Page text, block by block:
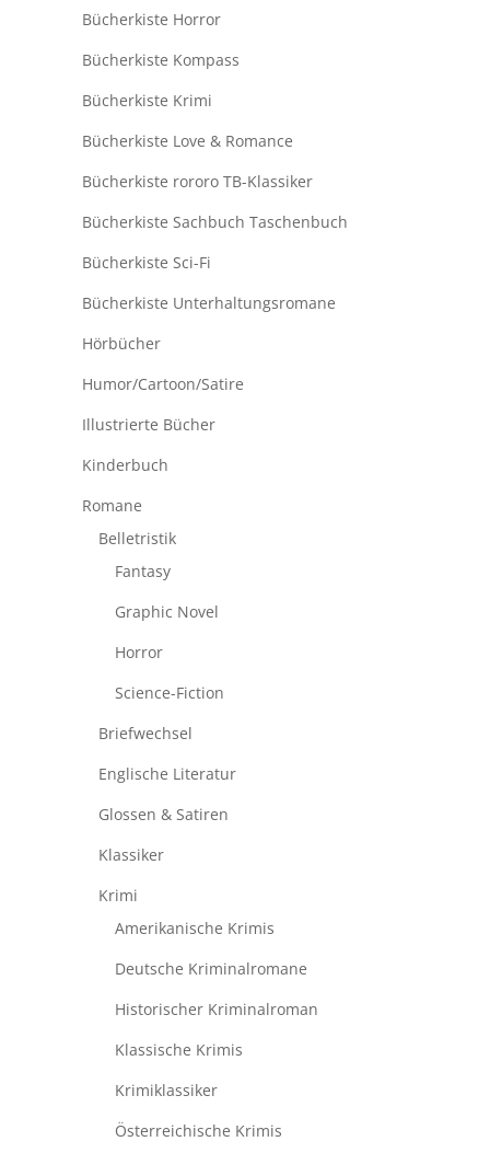
Bücherkiste Horror
Bücherkiste Kompass
Bücherkiste Krimi
Bücherkiste Love & Romance
Bücherkiste rororo TB-Klassiker
Bücherkiste Sachbuch Taschenbuch
Bücherkiste Sci-Fi
Bücherkiste Unterhaltungsromane
Hörbücher
Humor/Cartoon/Satire
Illustrierte Bücher
Kinderbuch
Romane
Belletristik
Fantasy
Graphic Novel
Horror
Science-Fiction
Briefwechsel
Englische Literatur
Glossen & Satiren
Klassiker
Krimi
Amerikanische Krimis
Deutsche Kriminalromane
Historischer Kriminalroman
Klassische Krimis
Krimiklassiker
Österreichische Krimis